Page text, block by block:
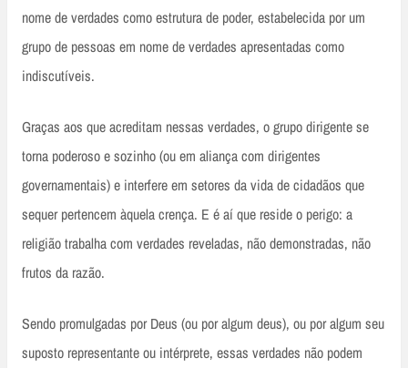
nome de verdades como estrutura de poder, estabelecida por um
grupo de pessoas em nome de verdades apresentadas como
indiscutíveis.
Graças aos que acreditam nessas verdades, o grupo dirigente se
torna poderoso e sozinho (ou em aliança com dirigentes
governamentais) e interfere em setores da vida de cidadãos que
sequer pertencem àquela crença. E é aí que reside o perigo: a
religião trabalha com verdades reveladas, não demonstradas, não
frutos da razão.
Sendo promulgadas por Deus (ou por algum deus), ou por algum seu
suposto representante ou intérprete, essas verdades não podem